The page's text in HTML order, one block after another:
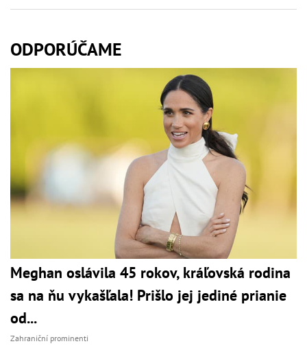
ODPORÚČAME
Meghan oslávila 45 rokov, kráľovská rodina
sa na ňu vykašľala! Prišlo jej jediné prianie
od...
Zahraniční prominenti